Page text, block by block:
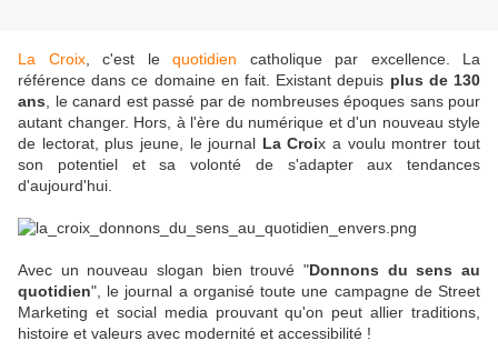
La Croix, c'est le quotidien catholique par excellence. La
référence dans ce domaine en fait. Existant depuis plus de 130
ans , le canard est passé par de nombreuses époques sans pour
autant changer. Hors, à l'ère du numérique et d'un nouveau style
de lectorat, plus jeune, le journal La Croix a voulu montrer tout
son potentiel et sa volonté de s'adapter aux tendances
d'aujourd'hui.
Avec un nouveau slogan bien trouvé "Donnons du sens au
quotidien", le journal a organisé toute une campagne de Street
Marketing et social media prouvant qu'on peut allier traditions,
histoire et valeurs avec modernité et accessibilité !